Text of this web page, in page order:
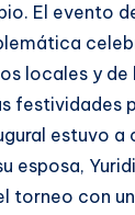
El evento
locales y
festividades
estuvo a
esposa,
torneo con